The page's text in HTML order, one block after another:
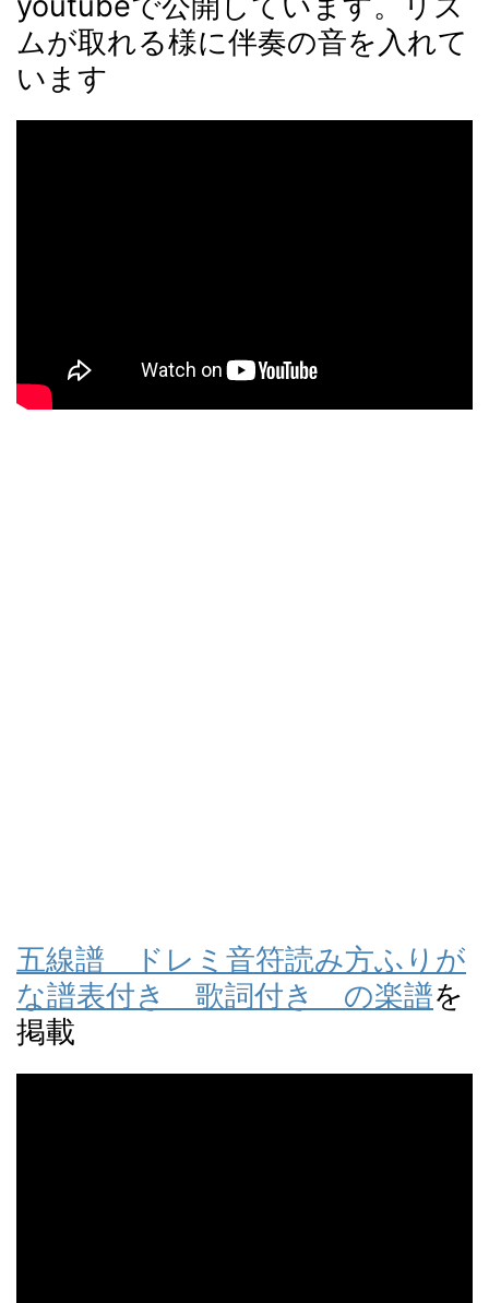
ムが取れる様に伴奏の音を入れて
います
五線譜 ドレミ音符読み方ふりが
な譜表付き 歌詞付き の楽譜を
掲載